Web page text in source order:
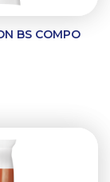
BS COMPO